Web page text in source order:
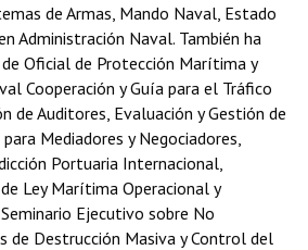
de Armas, Mando Naval, Estado
Administración Naval. También ha
Oficial de Protección Marítima y
Cooperación y Guía para el Tráfico
de Auditores, Evaluación y Gestión de
Mediadores y Negociadores,
Portuaria Internacional,
Ley Marítima Operacional y
Ejecutivo sobre No
de Destrucción Masiva y Control del